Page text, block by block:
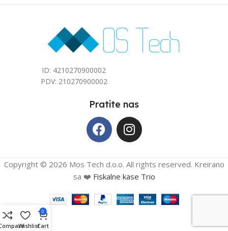
40 40
ID: 4210270900002
PDV: 210270900002
Pratite nas
Copyright © 2026 Mos Tech d.o.o. All rights reserved. Kreirano
sa ❤️ Fiskalne kase Trio
Wishlist
0
Cart